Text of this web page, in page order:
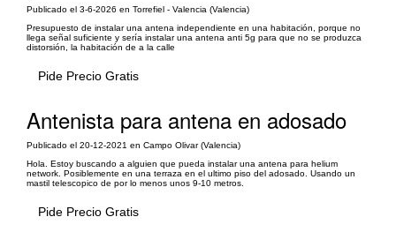
Publicado el 3-6-2026 en Torrefiel - Valencia (Valencia)
Presupuesto de instalar una antena independiente en una habitación, porque no
llega señal suficiente y sería instalar una antena anti 5g para que no se produzca
distorsión, la habitación de a la calle
Pide Precio Gratis
Antenista para antena en adosado
Publicado el 20-12-2021 en Campo Olivar (Valencia)
Hola. Estoy buscando a alguien que pueda instalar una antena para helium
network. Posiblemente en una terraza en el ultimo piso del adosado. Usando un
mastil telescopico de por lo menos unos 9-10 metros.
Pide Precio Gratis